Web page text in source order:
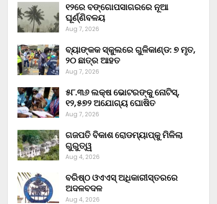
୧୨ରେ ବଙ୍ଗୋପସାଗରରେ ନୂଆ
ଘୂର୍ଣ୍ଣିବଳୟ
Aug 7, 2026
ବ୍ୟାଙ୍କକ ସ୍କୁଲରେ ଗୁଳିକାଣ୍ଡ: ୭ ମୃତ,
୨୦ ଛାତ୍ର ଆହତ
Aug 7, 2026
୫୮.୩୬ ଲକ୍ଷ ଭୋଟରଙ୍କୁ ନୋଟିସ୍‌,
୧୨,୫୭୨ ଅଯୋଗ୍ୟ ଘୋଷିତ
Aug 7, 2026
ଗଜପତି ବିକାଶ ରୋଡମ୍ୟାପ୍‌କୁ ମିଳିଲା
ଗୁରୁତ୍ୱ
Aug 4, 2026
ବରିଷ୍ଠ ଓଏଏସ୍‌ ଅଧିକାରୀସ୍ତରରେ
ଅଦଳବଦଳ
Aug 4, 2026